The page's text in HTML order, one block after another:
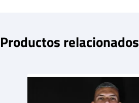
Productos relacionados